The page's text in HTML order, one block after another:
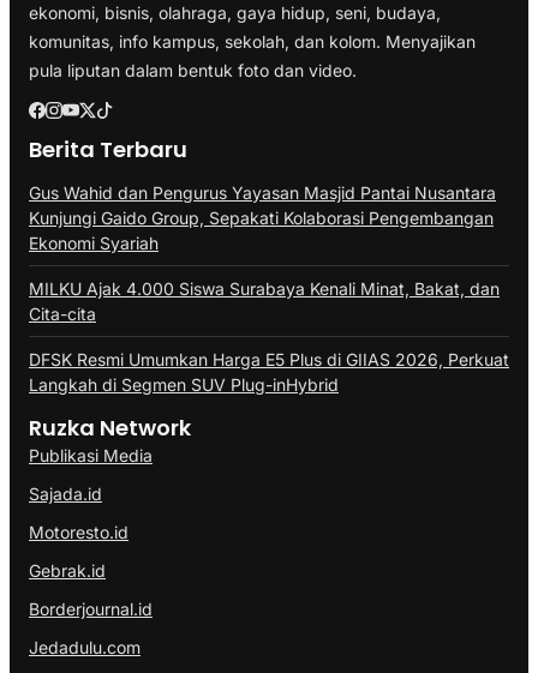
ekonomi, bisnis, olahraga, gaya hidup, seni, budaya,
komunitas, info kampus, sekolah, dan kolom. Menyajikan
pula liputan dalam bentuk foto dan video.
Berita Terbaru
Gus Wahid dan Pengurus Yayasan Masjid Pantai Nusantara
Kunjungi Gaido Group, Sepakati Kolaborasi Pengembangan
Ekonomi Syariah
MILKU Ajak 4.000 Siswa Surabaya Kenali Minat, Bakat, dan
Cita-cita
DFSK Resmi Umumkan Harga E5 Plus di GIIAS 2026, Perkuat
Langkah di Segmen SUV Plug-inHybrid
Ruzka Network
Publikasi Media
Sajada.id
Motoresto.id
Gebrak.id
Borderjournal.id
Jedadulu.com